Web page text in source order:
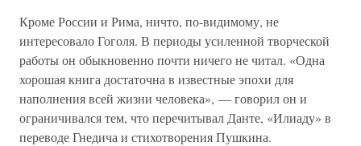
Кроме России и Рима, ничто, по-видимому, не
интересовало Гоголя. В периоды усиленной творческой
работы он обыкновенно почти ничего не читал. «Одна
хорошая книга достаточна в известные эпохи для
наполнения всей жизни человека», — говорил он и
ограничивался тем, что перечитывал Данте, «Илиаду» в
переводе Гнедича и стихотворения Пушкина.